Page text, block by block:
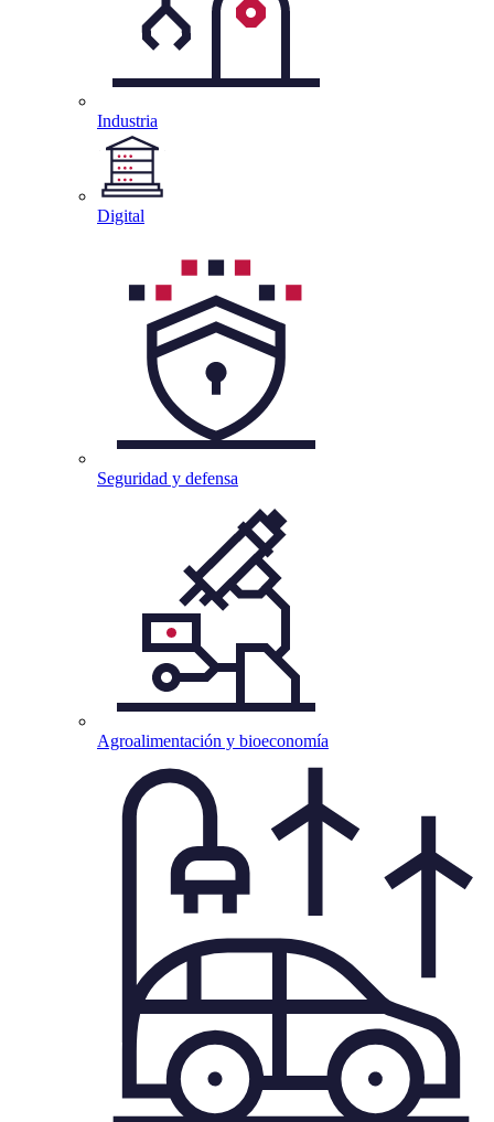
Industria
Digital
Seguridad y defensa
Agroalimentación y bioeconomía